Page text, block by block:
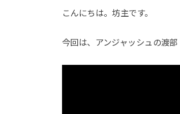
こんにちは。坊主です。
今回は、アンジャッシュの渡部